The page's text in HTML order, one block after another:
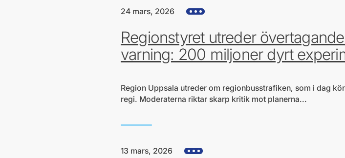
24 mars, 2026 Visa alla hjärtefrågor
Regionstyret utreder
varning: 200 miljoner dyrt
Region Uppsala utreder om regionbusstrafiken, som i dag
regi. Moderaterna riktar skarp kritik mot planerna...
13 mars, 2026 Visa alla hjärtefrågor